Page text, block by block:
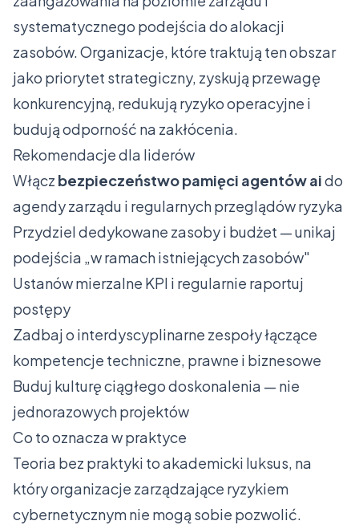
systematycznego podejścia do alokacji
zasobów. Organizacje, które traktują ten obszar
jako priorytet strategiczny, zyskują przewagę
konkurencyjną, redukują ryzyko operacyjne i
budują odporność na zakłócenia.
Rekomendacje dla liderów
Włącz bezpieczeństwo pamięci agentów aido
agendy zarządu i regularnych przeglądów ryzyka
Przydziel dedykowane zasoby i budżet — unikaj
podejścia „w ramach istniejących zasobów"
Ustanów mierzalne KPI i regularnie raportuj
postępy
Zadbaj o interdyscyplinarne zespoły łączące
kompetencje techniczne, prawne i biznesowe
Buduj kulturę ciągłego doskonalenia — nie
jednorazowych projektów
Co to oznacza w praktyce
Teoria bez praktyki to akademicki luksus, na
który organizacje zarządzające ryzykiem
cybernetycznym nie mogą sobie pozwolić.